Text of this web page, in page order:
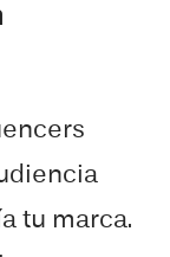
tu marca.